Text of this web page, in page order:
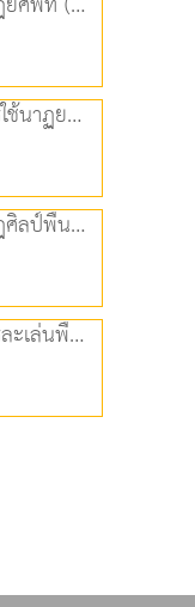
สื่อประกอบการสอน เรื่อง การใช้นาฏยศัพท์และภาษาท่าประกอบจังหวะ(1) (2.76 MB)
สื่อประกอบการสอน เรื่อง นาฏศิลป์พื้นเมือง (4.70 MB)
สื่อประกอบการสอน เรื่อง การละเล่นพื้นบ้าน (2.73 MB)